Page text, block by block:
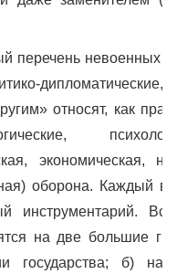
перечень невоенных
относят, как
экономическая,
оборона. Каждый
инструментарий.
на две большие
государства; б)